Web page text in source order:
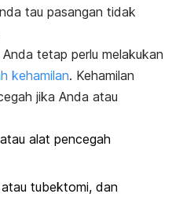
tau pasangan tidak
tetap perlu melakukan
kehamilan. Kehamilan
jika Anda atau
atau alat pencegah
tubektomi, dan